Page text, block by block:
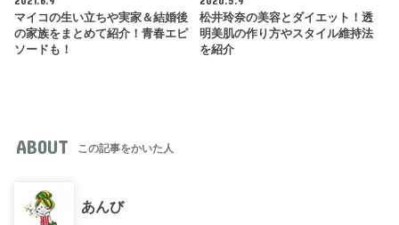
マイコの生い立ちや実家＆結婚後
の家族をまとめて紹介！青春エピ
ソードも！
松井玲奈の美容とダイエット！透
明美肌の作り方やスタイル維持法
を紹介
ABOUT この記事をかいた人
あんび